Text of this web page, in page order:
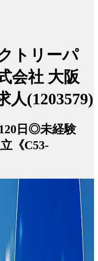
トリーパ
会社 大阪
人(1203579)
日◎未経験
《C53-